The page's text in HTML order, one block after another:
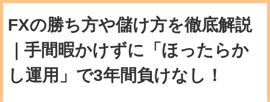
FXの勝ち方や儲け方を徹底解説
｜手間暇かけずに「ほったらか
し運用」で3年間負けなし！